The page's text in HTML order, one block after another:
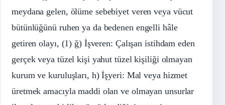
meydana gelen, ölüme sebebiyet veren veya vücut
bütünlüğünü ruhen ya da bedenen engelli hâle
getiren olayı, (1) ğ) İşveren: Çalışan istihdam eden
gerçek veya tüzel kişi yahut tüzel kişiliği olmayan
kurum ve kuruluşları, h) İşyeri: Mal veya hizmet
üretmek amacıyla maddi olan ve olmayan unsurlar